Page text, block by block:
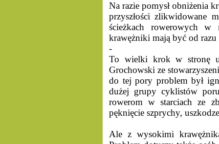
Na razie pomysł obniżenia
przyszłości zlikwidowane
ścieżkach rowerowych
krawężniki mają być od
-
To wielki krok w stronę
Grochowski ze
do tej pory problem był
dużej grupy cyklistów
rowerom w starciach ze
pęknięcie szprychy,
Ale z wysokimi